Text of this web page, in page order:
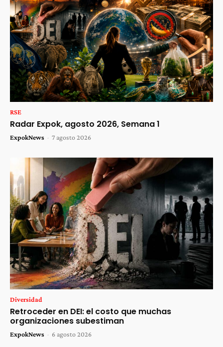
RSE
Radar Expok, agosto 2026, Semana 1
ExpokNews - 7 agosto 2026
Diversidad
Retroceder en DEI: el costo que muchas
organizaciones subestiman
ExpokNews - 6 agosto 2026